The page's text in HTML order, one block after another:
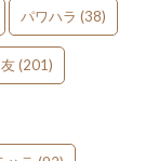
パワハラ (38)
(201)